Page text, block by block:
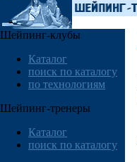
Шейпинг-клубы
Каталог
поиск по каталогу
по технологиям
Шейпинг-тренеры
Каталог
поиск по каталогу